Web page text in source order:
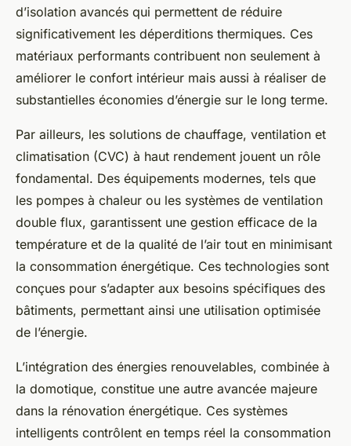
d’isolation avancés qui permettent de réduire
significativement les déperditions thermiques. Ces
matériaux performants contribuent non seulement à
améliorer le confort intérieur mais aussi à réaliser de
substantielles économies d’énergie sur le long terme.
Par ailleurs, les solutions de chauffage, ventilation et
climatisation (CVC) à haut rendement jouent un rôle
fondamental. Des équipements modernes, tels que
les pompes à chaleur ou les systèmes de ventilation
double flux, garantissent une gestion efficace de la
température et de la qualité de l’air tout en minimisant
la consommation énergétique. Ces technologies sont
conçues pour s’adapter aux besoins spécifiques des
bâtiments, permettant ainsi une utilisation optimisée
de l’énergie.
L’intégration des énergies renouvelables, combinée à
la domotique, constitue une autre avancée majeure
dans la rénovation énergétique. Ces systèmes
intelligents contrôlent en temps réel la consommation